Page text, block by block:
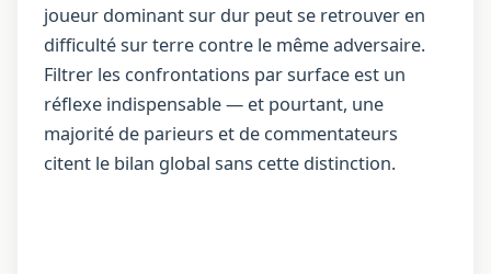
joueur dominant sur dur peut se retrouver en
difficulté sur terre contre le même adversaire.
Filtrer les confrontations par surface est un
réflexe indispensable — et pourtant, une
majorité de parieurs et de commentateurs
citent le bilan global sans cette distinction.